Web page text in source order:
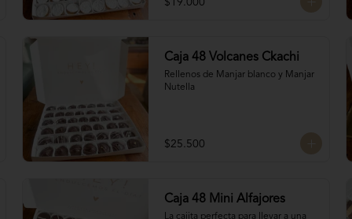
$19.000
Caja 48 Volcanes Ckachi
Rellenos de Manjar blanco y Manjar
Nutella
$25.500
Caja 48 Mini Alfajores
La cajita perfecta para llevar a una